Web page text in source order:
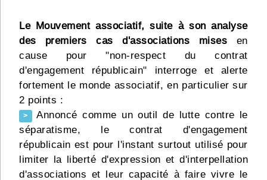
Le Mouvement associatif, suite à son analyse
des premiers cas d'associations mises en
cause pour "non-respect du contrat
d'engagement républicain" interroge et alerte
fortement le monde associatif, en particulier sur
2 points :
> Annoncé comme un outil de lutte contre le
séparatisme, le contrat d'engagement
républicain est pour l'instant surtout utilisé pour
limiter la liberté d'expression et d'interpellation
d'associations et leur capacité à faire vivre le